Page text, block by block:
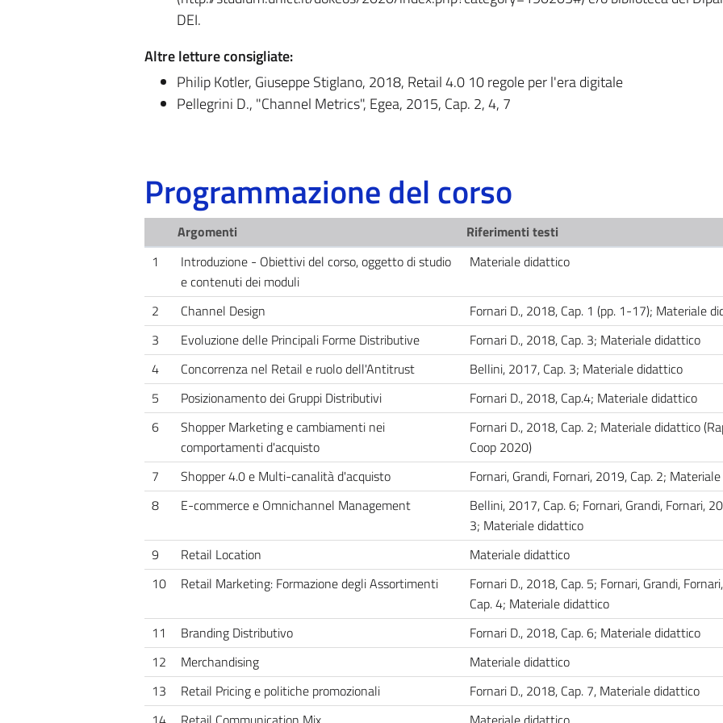
DEI.
Altre letture consigliate:
Philip Kotler, Giuseppe Stiglano, 2018, Retail 4.0 10 regole per l'era digitale
Pellegrini D., "Channel Metrics", Egea, 2015, Cap. 2, 4, 7
Programmazione del corso
Argomenti
Riferimenti testi
1
Introduzione - Obiettivi del corso, oggetto di studio
e contenuti dei moduli
Materiale didattico
2 Channel Design
Fornari D., 2018, Cap. 1 (pp. 1-17); Materiale
3
Evoluzione delle Principali Forme Distributive
Fornari D., 2018, Cap. 3; Materiale didattico
4
Concorrenza nel Retail e ruolo dell'Antitrust
Bellini, 2017, Cap. 3; Materiale didattico
5
Posizionamento dei Gruppi Distributivi
Fornari D., 2018, Cap.4; Materiale didattico
6
Shopper Marketing e cambiamenti nei
comportamenti d'acquisto
Fornari D., 2018, Cap. 2; Materiale didattico
Coop 2020)
7
Shopper 4.0 e Multi-canalità d'acquisto
Fornari, Grandi, Fornari, 2019, Cap. 2;
8
E-commerce e Omnichannel Management
Bellini, 2017, Cap. 6; Fornari, Grandi, Fornari,
3; Materiale didattico
9
Retail Location
Materiale didattico
10
Retail Marketing: Formazione degli Assortimenti
Fornari D., 2018, Cap. 5; Fornari, Grandi,
Cap. 4; Materiale didattico
11
Branding Distributivo
Fornari D., 2018, Cap. 6; Materiale didattico
12
Merchandising
Materiale didattico
13
Retail Pricing e politiche promozionali
Fornari D., 2018, Cap. 7, Materiale didattico